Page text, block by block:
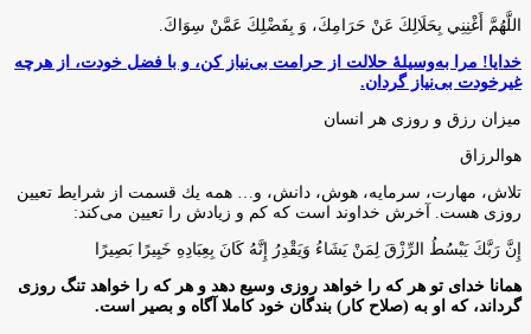
اللَّهُمَّ أَغْنِنِي بِحَلَالِكَ عَنْ حَرَامِكَ، وَ بِفَضْلِكَ عَمَّنْ سِوَاكَ‏.
خدایا! مرا به‌وسیلۀ حلالت از حرامت بی‌نیاز کن، و با فضل خودت، از هرچه
غیرخودت بی‌نیاز گردان.
میزان رزق و روزی هر انسان
هوالرزاق
تلاش، مهارت، سرمايه، هوش، دانش، و… همه يك قسمت از شرايط تعيين
روزى هست. آخرش خداوند است كه كم و زيادش را تعيين مى‌كند:
إِنَّ رَبَّكَ يَبْسُطُ الرِّزْقَ لِمَنْ يَشَاءُ وَيَقْدِرُ إِنَّهُ كَانَ بِعِبَادِهِ خَبِيرًا بَصِيرًا
همانا خدای تو هر که را خواهد روزی وسیع دهد و هر که را خواهد تنگ روزی
گرداند، که او به (صلاح کار) بندگان خود کاملا آگاه و بصیر است.